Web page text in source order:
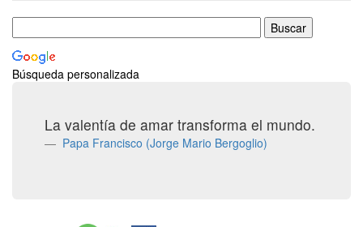
Búsqueda personalizada
La valentía de amar transforma el mundo.
Papa Francisco (Jorge Mario Bergoglio)